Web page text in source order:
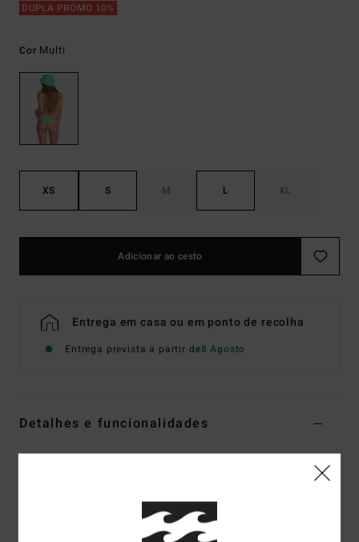
DUPLA PROMO 10%
Cor Multi
XS S M L XL
Adicionar ao cesto
Entrega em casa ou em ponto de recolha
Entrega prevista a partir de8 Agosto
Detalhes e funcionalidades
Women Multi Reversible Medium Coverage Bikini
Código de Cor